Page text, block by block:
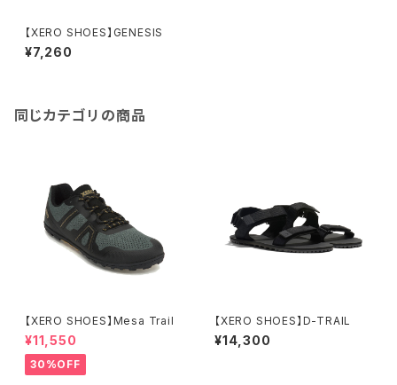
【XERO SHOES】GENESIS
¥7,260
同じカテゴリの商品
【XERO SHOES】Mesa Trail
¥11,550
30%OFF
【XERO SHOES】D-TRAIL
¥14,300